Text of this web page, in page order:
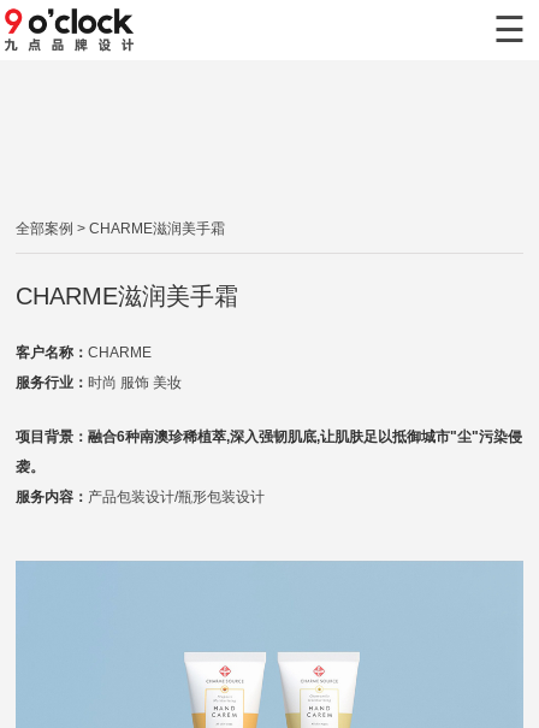
×
新闻动态
关于九点
☰
全部案例 > CHARME滋润美手霜
CHARME滋润美手霜
客户名称：CHARME
服务行业： 时尚 服饰 美妆
项目背景：融合6种南澳珍稀植萃,深入强韧肌底,让肌肤足以抵御城市"尘"污染侵
袭。
服务内容： 产品包装设计/瓶形包装设计